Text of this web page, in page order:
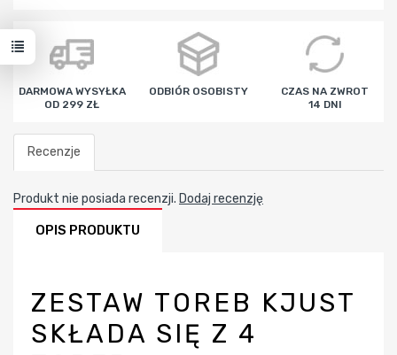
DARMOWA WYSYŁKA
OD 299 ZŁ
ODBIÓR OSOBISTY
CZAS NA ZWROT
14 DNI
Recenzje
Produkt nie posiada recenzji. Dodaj recenzję
OPIS PRODUKTU
ZESTAW TOREB KJUST
SKŁADA SIĘ Z 4